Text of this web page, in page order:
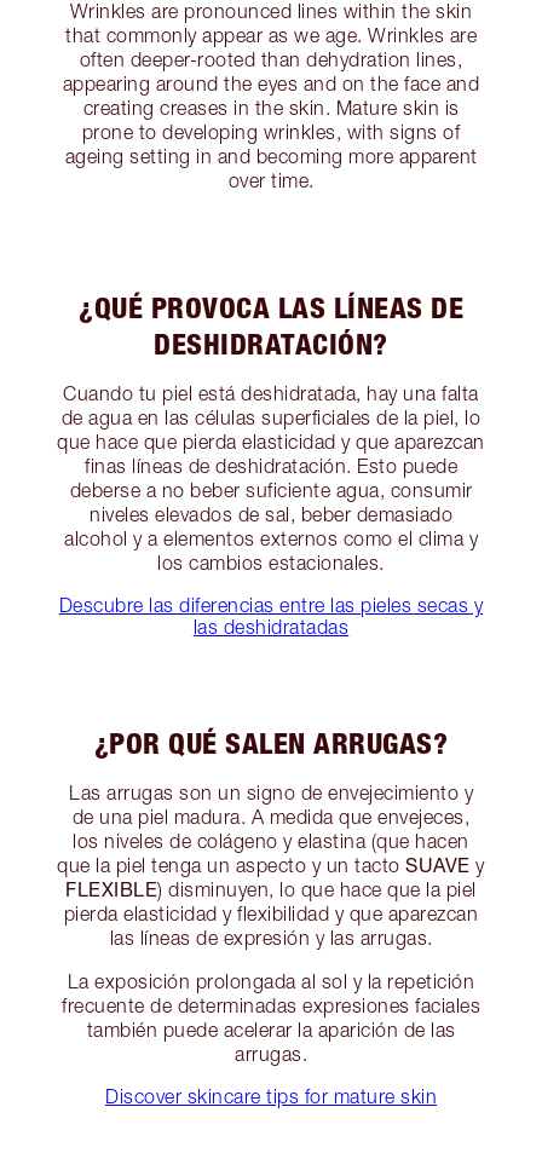
Wrinkles are pronounced lines within the skin
that commonly appear as we age. Wrinkles are
often deeper-rooted than dehydration lines,
appearing around the eyes and on the face and
creating creases in the skin. Mature skin is
prone to developing wrinkles, with signs of
ageing setting in and becoming more apparent
over time.
¿QUÉ PROVOCA LAS LÍNEAS DE
DESHIDRATACIÓN?
Cuando tu piel está deshidratada, hay una falta
de agua en las células superficiales de la piel, lo
que hace que pierda elasticidad y que aparezcan
finas líneas de deshidratación. Esto puede
deberse a no beber suficiente agua, consumir
niveles elevados de sal, beber demasiado
alcohol y a elementos externos como el clima y
los cambios estacionales.
Descubre las diferencias entre las pieles secas y
las deshidratadas
¿POR QUÉ SALEN ARRUGAS?
Las arrugas son un signo de envejecimiento y
de una piel madura. A medida que envejeces,
los niveles de colágeno y elastina (que hacen
que la piel tenga un aspecto y un tactoSUAVE y
FLEXIBLE) disminuyen, lo que hace que la piel
pierda elasticidad y flexibilidad y que aparezcan
las líneas de expresión y las arrugas.
La exposición prolongada al sol y la repetición
frecuente de determinadas expresiones faciales
también puede acelerar la aparición de las
arrugas.
Discover skincare tips for mature skin